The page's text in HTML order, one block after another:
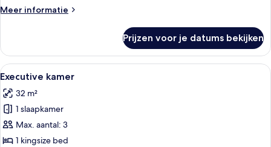
Meer informatie
Meer
Prijzen voor je datums bekijken
Alle
foto's
voor
Executive
kamer
laden
Een hotelkamer met een groot bed,
8
Executive kamer
32 m²
1 slaapkamer
Max. aantal: 3
1 kingsize bed